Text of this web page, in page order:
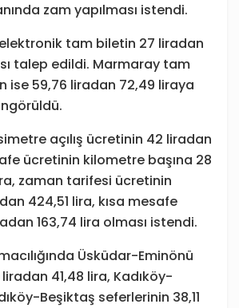
zam yapılması istendi.
tam biletin 27 liradan
talep edildi. Marmaray tam
ise 59,76 liradan 72,49 liraya
açılış ücretinin 42 liradan
ücretinin kilometre başına 28
zaman tarifesi ücretinin
424,51 lira, kısa mesafe
163,74 lira olması istendi.
Üsküdar-Eminönü
41,48 lira, Kadıköy-
Beşiktaş seferlerinin 38,11